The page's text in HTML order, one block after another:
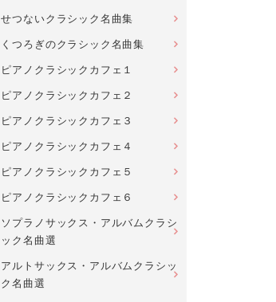
せつないクラシック名曲集
くつろぎのクラシック名曲集
ピアノクラシックカフェ１
ピアノクラシックカフェ２
ピアノクラシックカフェ３
ピアノクラシックカフェ４
ピアノクラシックカフェ５
ピアノクラシックカフェ６
ソプラノサックス・アルバムクラシ
ック名曲選
アルトサックス・アルバムクラシッ
ク名曲選